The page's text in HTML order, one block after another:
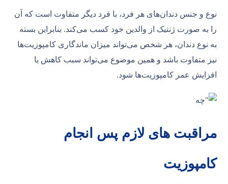
نوع و جنس دندان‌های هر فرد، با فرد دیگر متفاوت است که آن
را به صورت ژنتیک از والدین خود کسب می‌کند. بنابراین بسته
به نوع دندان، هر شخص می‌تواند میزان ماندگاری کامپوزیت‌ها
نیز متفاوت باشد و همین موضوع می‌تواند سبب کاهش یا
افزایش عمر کامپوزیت‌ها شود.
مراقبت های لازم پس انجام
کامپوزیت